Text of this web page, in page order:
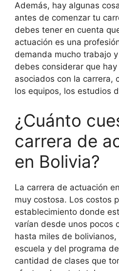
Además, hay algunas
antes de comenzar tu
debes tener en cuenta
actuación es una
demanda mucho trabajo
debes considerar que
asociados con la carrera,
los equipos, los estudios
¿Cuánto
carrera de
en Bolivia?
La carrera de actuación
muy costosa. Los costos
establecimiento donde
varían desde unos pocos
hasta miles de
escuela y del programa
cantidad de clases que